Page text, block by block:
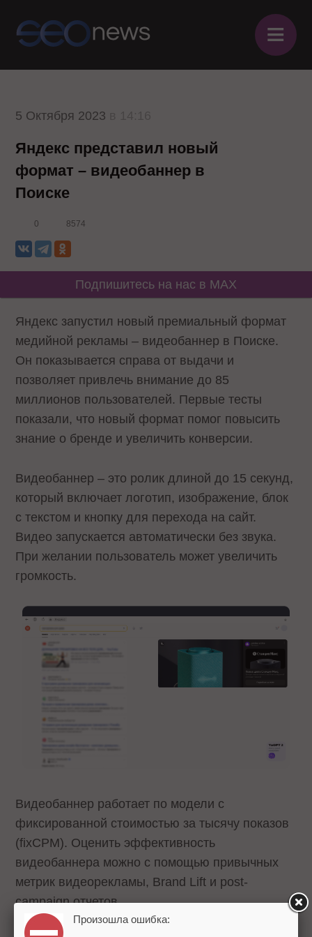
≡
5 Октября 2023
Яндекс представил новый
формат – видеобаннер в
Поиске
0 8574
Подпишитесь на нас в MAX
Яндекс запустил новый премиальный формат
медийной рекламы – видеобаннер в Поиске.
Он показывается справа от выдачи и
позволяет привлечь внимание до 85
миллионов пользователей. Первые тесты
показали, что новый формат помог повысить
знание о бренде и увеличить конверсии.
Видеобаннер – это ролик длиной до 15 секунд,
который включает логотип, изображение, блок
с текстом и кнопку для перехода на сайт.
Видео запускается автоматически без звука.
При желании пользователь может увеличить
громкость.
Видеобаннер работает по модели с
фиксированной стоимостью за тысячу показов
(fixCPM). Оценить эффективность
видеобаннера можно с помощью привычных
метрик видеорекламы, Brand Lift и post-
campaign отчетов.
Произошла ошибка: